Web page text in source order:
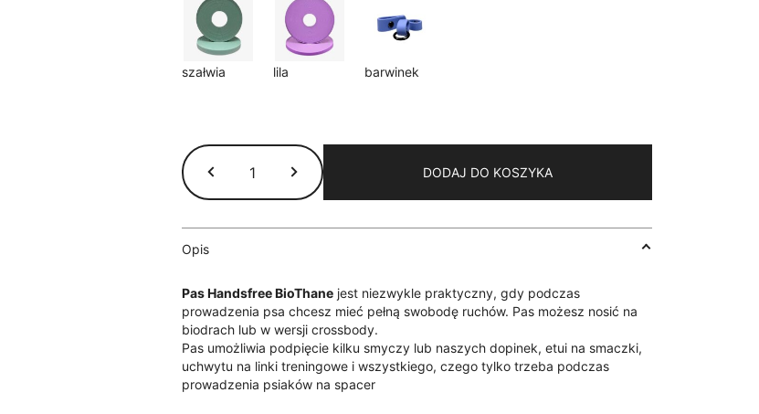
szałwia lila barwinek
Pas
Handsfree
-
DODAJ DO KOSZYKA
Opis
Pas Handsfree BioThane jest niezwykle praktyczny, gdy podczas
prowadzenia psa chcesz mieć pełną swobodę ruchów. Pas możesz nosić na
biodrach lub w wersji crossbody.
Pas umożliwia podpięcie kilku smyczy lub naszych dopinek, etui na smaczki,
uchwytu na linki treningowe i wszystkiego, czego tylko trzeba podczas
prowadzenia psiaków na spacer